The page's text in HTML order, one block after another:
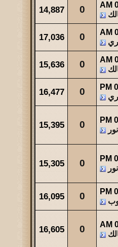
0
14,887
0
17,036
0
15,636
0
16,477
0
15,395
0
15,305
0
16,095
0
16,605